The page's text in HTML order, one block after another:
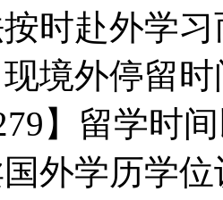
时赴外学
境外停留
】留学时
外学历学